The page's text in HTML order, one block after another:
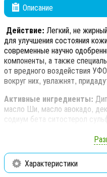
Описание
Действие: Легкий, не
для улучшения состояния
современные научно
компоненты, а также
от вредного воздействия
вокруг них, увлажнят,
Активные ингредиенты:
масло Ши, масло авокадо,
содиум бета ситостерол
Крем может
качестве основы под губную
Характеристики